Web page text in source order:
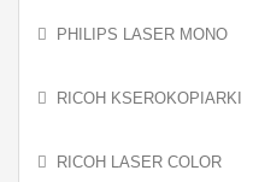
PHILIPS LASER MONO
RICOH KSEROKOPIARKI
RICOH LASER COLOR